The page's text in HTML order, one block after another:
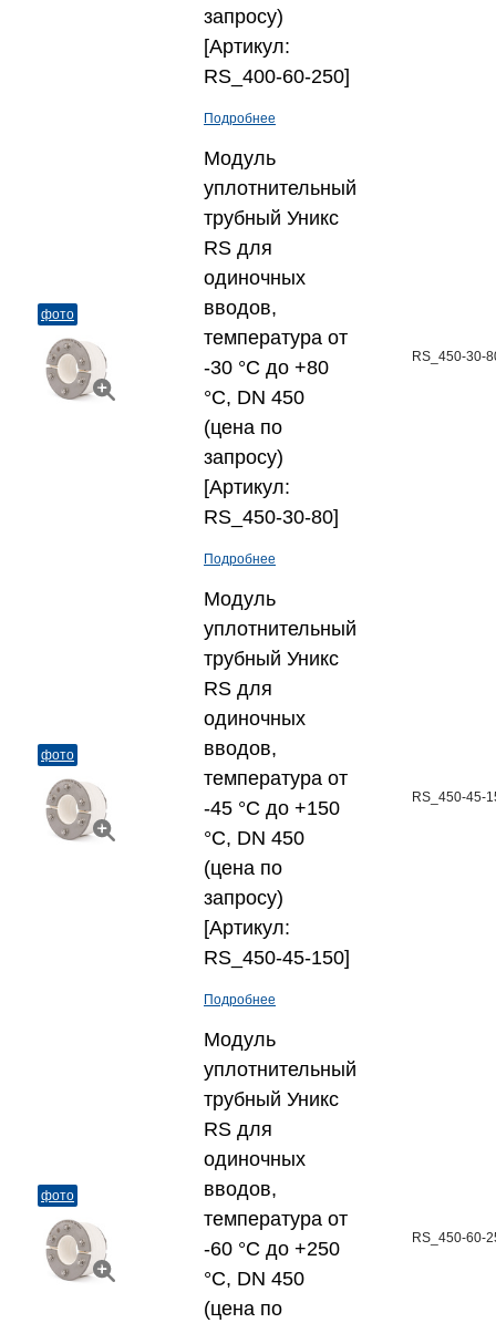
запросу)
[Артикул:
RS_400-60-250]
Подробнее
фото
Модуль
уплотнительный
трубный Уникс
RS для
одиночных
вводов,
температура от
-30 °C до +80
°C, DN 450
(цена по
запросу)
[Артикул:
RS_450-30-80]
Подробнее
RS_450-30-
фото
Модуль
уплотнительный
трубный Уникс
RS для
одиночных
вводов,
температура от
-45 °C до +150
°C, DN 450
(цена по
запросу)
[Артикул:
RS_450-45-150]
Подробнее
RS_450-45-
фото
Модуль
уплотнительный
трубный Уникс
RS для
одиночных
вводов,
температура от
-60 °C до +250
°C, DN 450
(цена по
RS_450-60-